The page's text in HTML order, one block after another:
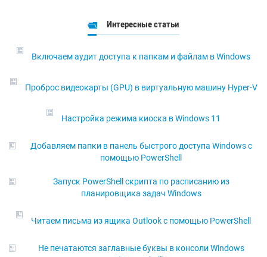
Интересные статьи
Включаем аудит доступа к папкам и файлам в Windows
Проброс видеокарты (GPU) в виртуальную машину Hyper-V
Настройка режима киоска в Windows 11
Добавляем папки в панель быстрого доступа Windows с
помощью PowerShell
Запуск PowerShell скрипта по расписанию из
планировщика задач Windows
Читаем письма из ящика Outlook с помощью PowerShell
Не печатаются заглавные буквы в консоли Windows